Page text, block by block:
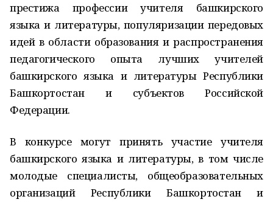
престижа профессии учителя башкирского
языка и литературы, популяризации передовых
идей в области образования и распространения
педагогического опыта лучших учителей
башкирского языка и литературы Республики
Башкортостан и субъектов Российской
Федерации.
В конкурсе могут принять участие учителя
башкирского языка и литературы, в том числе
молодые специалисты, общеобразовательных
организаций Республики Башкортостан и